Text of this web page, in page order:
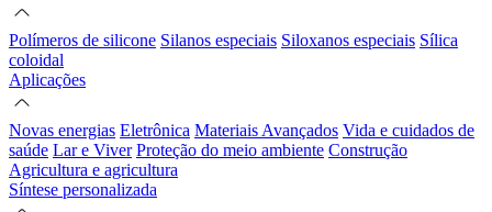
Polímeros de silicone Silanos especiais Siloxanos especiais Sílica
coloidal
Aplicações
Novas energias Eletrônica Materiais Avançados Vida e cuidados de
saúde Lar e Viver Proteção do meio ambiente Construção
Agricultura e agricultura
Síntese personalizada